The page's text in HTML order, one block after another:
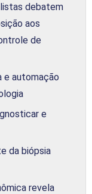
debatem
aos
de
e automação
e
da biópsia
revela